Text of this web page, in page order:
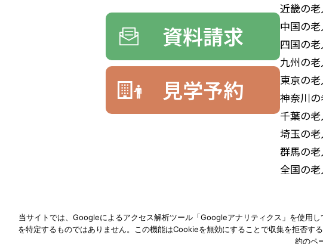
資料請求
見学予約
近畿の
中国の
四国の
九州の
東京の
神奈川
千葉の
埼玉の
群馬の
全国の
当サイトでは、Googleによるアクセス解析ツール「Googleアナリティクス」を使用
を特定するものではありません。この機能はCookieを無効にすることで収集を拒否
約のペ